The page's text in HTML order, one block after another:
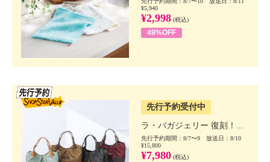
¥5,940
¥2,998 (税込)
49%OFF
先行予約受付中
ラ・バガジェリー 復刻！...
先行予約期間：8/7〜9 放送日：8/10
¥15,800
¥7,980 (税込)